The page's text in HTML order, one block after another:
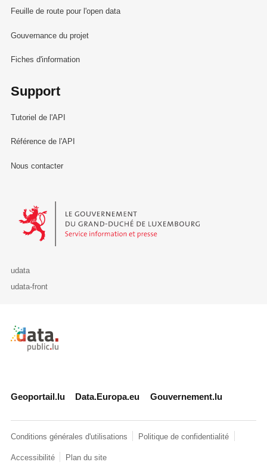
Feuille de route pour l'open data
Gouvernance du projet
Fiches d'information
Support
Tutoriel de l'API
Référence de l'API
Nous contacter
Le Gouvernement du Grand-Duché de Luxembourg - Service
udata
udata-front
Retour à l'accueil de data.public.lu
Geoportail.lu Data.Europa.eu Gouvernement.lu
Conditions générales d'utilisations Politique de confidentialité
Accessibilité Plan du site